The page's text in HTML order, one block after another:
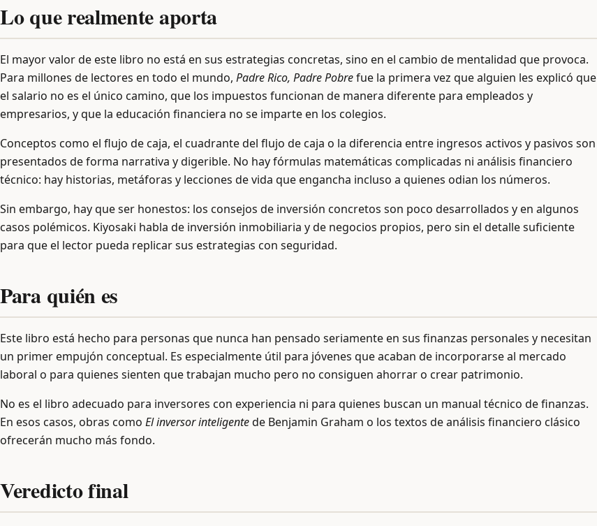
Lo que realmente aporta
El mayor valor de este libro no está en sus estrategias concretas, sino en el cambio de mentalidad que provoca.
Para millones de lectores en todo el mundo, Padre Rico, Padre Pobrefue la primera vez que alguien les explicó que
el salario no es el único camino, que los impuestos funcionan de manera diferente para empleados y
empresarios, y que la educación financiera no se imparte en los colegios.
Conceptos como el flujo de caja, el cuadrante del flujo de caja o la diferencia entre ingresos activos y pasivos son
presentados de forma narrativa y digerible. No hay fórmulas matemáticas complicadas ni análisis financiero
técnico: hay historias, metáforas y lecciones de vida que engancha incluso a quienes odian los números.
Sin embargo, hay que ser honestos: los consejos de inversión concretos son poco desarrollados y en algunos
casos polémicos. Kiyosaki habla de inversión inmobiliaria y de negocios propios, pero sin el detalle suficiente
para que el lector pueda replicar sus estrategias con seguridad.
Para quién es
Este libro está hecho para personas que nunca han pensado seriamente en sus finanzas personales y necesitan
un primer empujón conceptual. Es especialmente útil para jóvenes que acaban de incorporarse al mercado
laboral o para quienes sienten que trabajan mucho pero no consiguen ahorrar o crear patrimonio.
No es el libro adecuado para inversores con experiencia ni para quienes buscan un manual técnico de finanzas.
En esos casos, obras como El inversor inteligentede Benjamin Graham o los textos de análisis financiero clásico
ofrecerán mucho más fondo.
Veredicto final